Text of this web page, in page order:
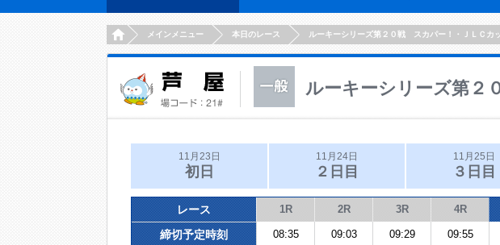
HOMEメインメニュー 本日のレース ルーキーシリーズ第２０戦 スカパー！・ＪＬＣカ
ルーキーシリーズ第２
11月23日
初日
11月24日
２日目
11月25日
３日目
レース 1R 2R 3R 4R
締切予定時刻 08:35 09:03 09:29 09:55